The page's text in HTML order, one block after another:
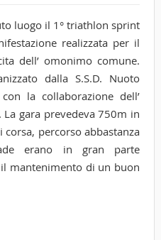
luogo il 1° triathlon sprint
realizzata per il
dell’ omonimo comune.
dalla S.S.D. Nuoto
la collaborazione dell’
gara prevedeva 750m in
percorso abbastanza
erano in gran parte
mantenimento di un buon